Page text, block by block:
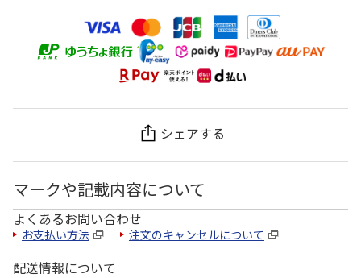
シェアする
マークや記載内容について
よくあるお問い合わせ
お支払い方法 注文のキャンセルについて
配送情報について